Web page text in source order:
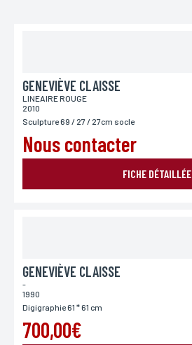
vous pouvez nous laisser votre pays.
Lieu de livraison*
France Europe Monde
GENEVIÈVE CLAISSE
LINEAIRE ROUGE
2010
Sculpture 69 / 27 / 27cm socle
Nous contacter
FICHE DÉTAILLÉE
GENEVIÈVE CLAISSE
-
1990
Digigraphie 61 * 61 cm
700,00€